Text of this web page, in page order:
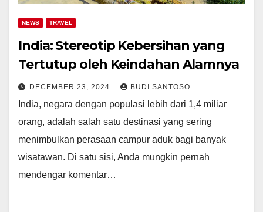
NEWS TRAVEL
India: Stereotip Kebersihan yang
Tertutup oleh Keindahan Alamnya
DECEMBER 23, 2024 BUDI SANTOSO
India, negara dengan populasi lebih dari 1,4 miliar
orang, adalah salah satu destinasi yang sering
menimbulkan perasaan campur aduk bagi banyak
wisatawan. Di satu sisi, Anda mungkin pernah
mendengar komentar…